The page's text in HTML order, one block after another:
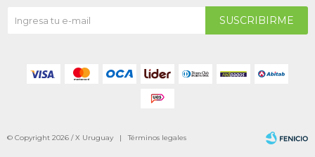
SUSCRIBIRME
© Copyright 2026 / X Uruguay |Términos legales